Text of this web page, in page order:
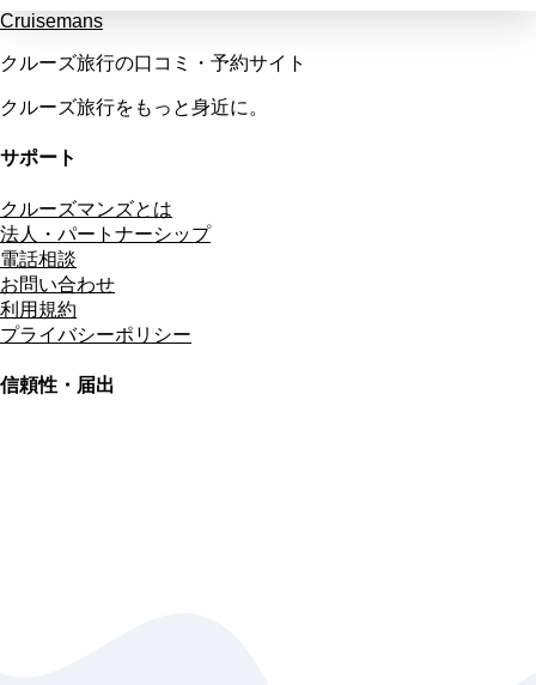
Cruisemans
クルーズ旅行の口コミ・予約サイト
クルーズ旅行をもっと身近に。
サポート
クルーズマンズとは
法人・パートナーシップ
電話相談
お問い合わせ
利用規約
プライバシーポリシー
信頼性・届出